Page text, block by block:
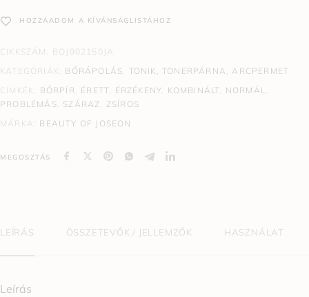
HOZZÁADOM A KÍVÁNSÁGLISTÁHOZ
CIKKSZÁM: BOJ902150JA
KATEGÓRIÁK: BŐRÁPOLÁS, TONIK, TONERPÁRNA, ARCPERMET
CÍMKÉK: BŐRPÍR, ÉRETT, ÉRZÉKENY, KOMBINÁLT, NORMÁL,
PROBLÉMÁS, SZÁRAZ , ZSÍROS
MÁRKA: BEAUTY OF JOSEON
MEGOSZTÁS
LEÍRÁS ÖSSZETEVŐK / JELLEMZŐK HASZNÁLAT
Leírás